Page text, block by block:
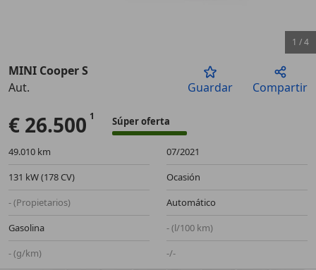
Anterior
1 /4
MINI Cooper S
Aut.
Guardar Compartir
€ 26.500 Súper oferta
49.010 km
07/2021
131 kW (178 CV)
Ocasión
- (Propietarios)
Automático
Gasolina
- (l/100 km)
- (g/km)
-/-